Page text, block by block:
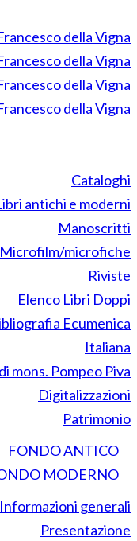
Cataloghi
antichi e moderni
Manoscritti
Microfilm/microfiche
Riviste
Elenco Libri Doppi
Ecumenica
Italiana
mons. Pompeo Piva
Digitalizzazioni
Patrimonio
FONDO ANTICO
MODERNO
Informazioni generali
Presentazione